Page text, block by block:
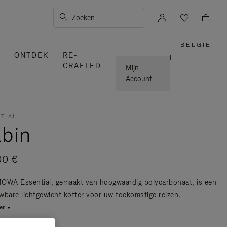
Zoeken
ONTDEK
RE-
CRAFTED
Mijn
Account
BELGIË
|
€
Essential, gemaakt van hoogwaardig polycarbonaat, is een
lichtgewicht koffer voor uw toekomstige reizen.